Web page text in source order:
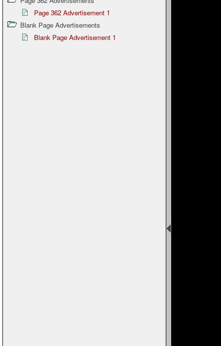
Page 362 Advertisement 1
Blank Page Advertisements
Blank Page Advertisement 1